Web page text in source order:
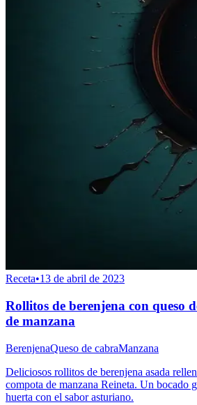
Receta•13 de abril de 2023
Rollitos de berenjena con queso
de manzana
BerenjenaQueso de cabraManzana
Deliciosos rollitos de berenjena asada
compota de manzana Reineta. Un bocado
huerta con el sabor asturiano.